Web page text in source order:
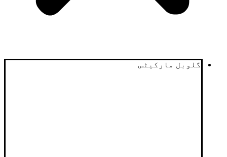
گلوبل مارکیٹس